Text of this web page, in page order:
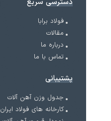
فولاد برابا
مقالات
درباره ما
تماس با ما
پشتیبانی
جدول وزن آهن آلات
کارخانه های فولاد ایران